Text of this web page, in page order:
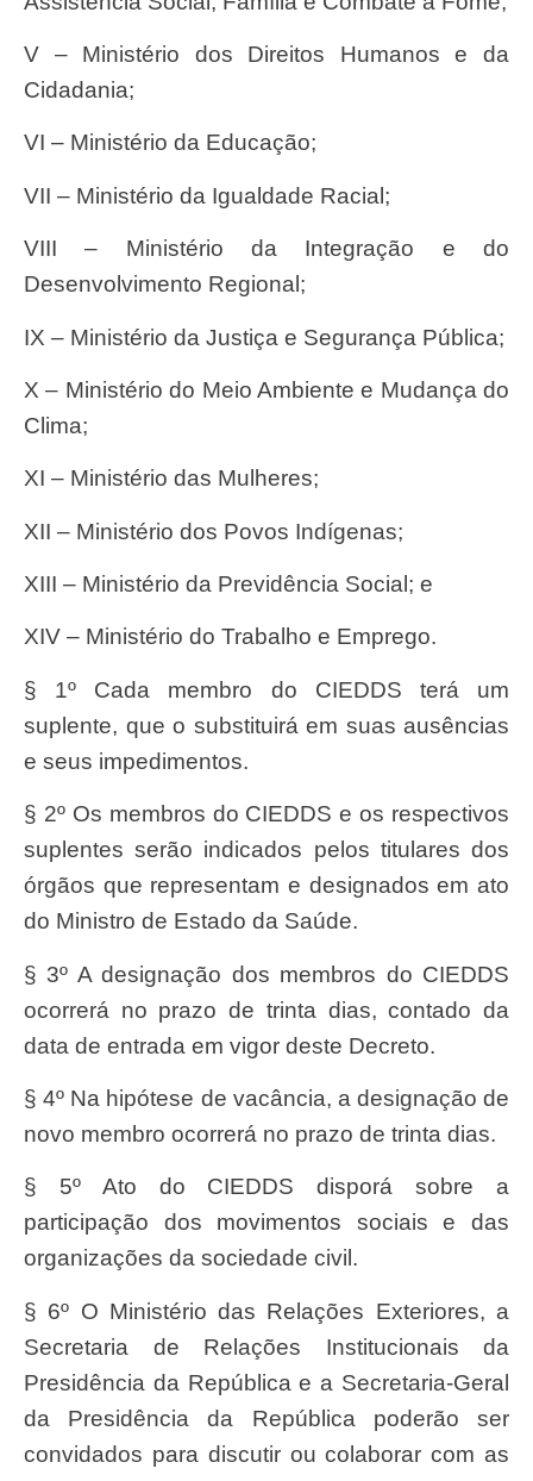
V – Ministério dos Direitos Humanos e da
Cidadania;
VI – Ministério da Educação;
VII – Ministério da Igualdade Racial;
VIII – Ministério da Integração e do
Desenvolvimento Regional;
IX – Ministério da Justiça e Segurança Pública;
X – Ministério do Meio Ambiente e Mudança do
Clima;
XI – Ministério das Mulheres;
XII – Ministério dos Povos Indígenas;
XIII – Ministério da Previdência Social; e
XIV – Ministério do Trabalho e Emprego.
§ 1º Cada membro do CIEDDS terá um
suplente, que o substituirá em suas ausências
e seus impedimentos.
§ 2º Os membros do CIEDDS e os respectivos
suplentes serão indicados pelos titulares dos
órgãos que representam e designados em ato
do Ministro de Estado da Saúde.
§ 3º A designação dos membros do CIEDDS
ocorrerá no prazo de trinta dias, contado da
data de entrada em vigor deste Decreto.
§ 4º Na hipótese de vacância, a designação de
novo membro ocorrerá no prazo de trinta dias.
§ 5º Ato do CIEDDS disporá sobre a
participação dos movimentos sociais e das
organizações da sociedade civil.
§ 6º O Ministério das Relações Exteriores, a
Secretaria de Relações Institucionais da
Presidência da República e a Secretaria-Geral
da Presidência da República poderão ser
convidados para discutir ou colaborar com as